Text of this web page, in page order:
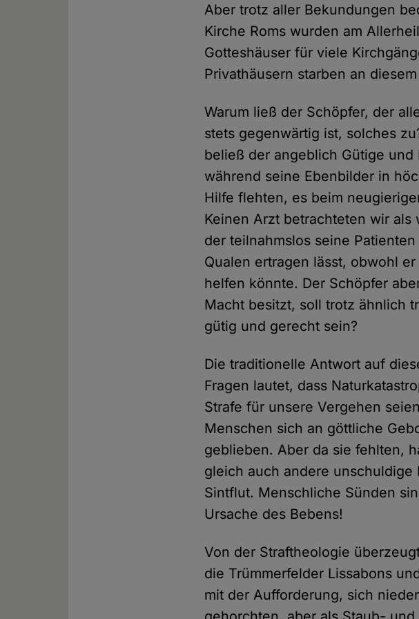
Aber trotz aller Bekundungen
Kirche Roms wurden am
Gotteshäuser für viele
Privathäusern starben an
Warum ließ der Schöpfer, der
stets gegenwärtig ist, solches
beließ der angeblich Gütige und
während seine Ebenbilder in
Hilfe flehten, es beim
Keinen Arzt betrachteten wir als
der teilnahmslos seine
Qualen ertragen lässt, obwohl
helfen könnte. Der Schöpfer
Macht besitzt, soll trotz ähnlich
gütig und gerecht sein?
Die traditionelle Antwort auf
Fragen lautet, dass
Strafe für unsere Vergehen
Menschen sich an göttliche
geblieben. Aber da sie fehlten,
gleich auch andere
Sintflut. Menschliche Sünden
Ursache des Bebens!
Von der Straftheologie
die Trümmerfelder Lissabons
mit der Aufforderung, sich